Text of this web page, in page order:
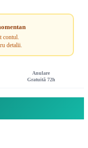
contul.
detalii.
Anulare
Gratuită 72h